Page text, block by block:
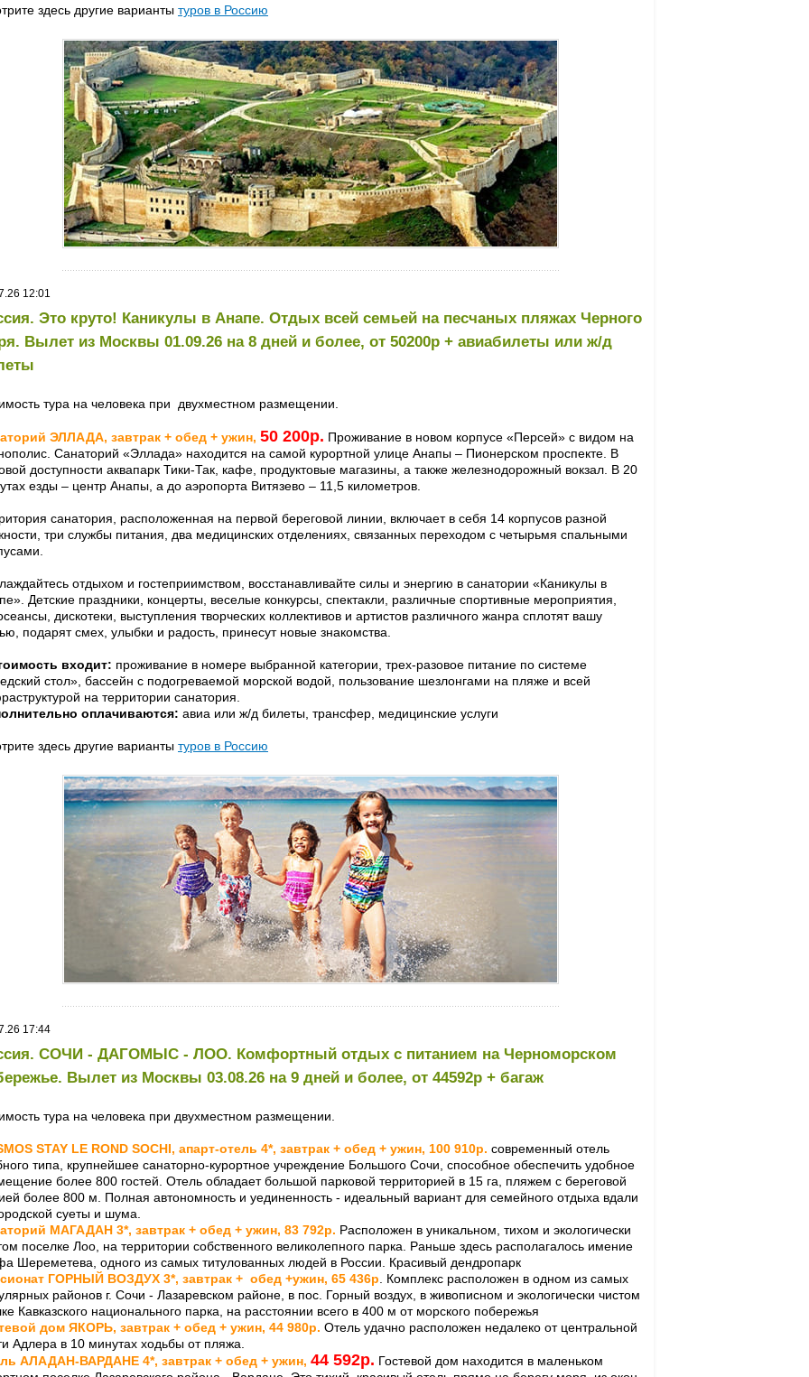
здесь другие варианты туров в Россию
12:01
Это круто! Каникулы в Анапе. Отдых всей семьей на песчаных пляжах Черного
Вылет из Москвы 01.09.26 на 8 дней и более, от 50200р + авиабилеты или ж/д
тура на человека при двухместном размещении.
ЭЛЛАДА, завтрак + обед + ужин, 50 200р. Проживание в новом корпусе «Персей» с видом на
Санаторий «Эллада» находится на самой курортной улице Анапы – Пионерском проспекте. В
доступности аквапарк Тики-Так, кафе, продуктовые магазины, а также железнодорожный вокзал. В 20
езды – центр Анапы, а до аэропорта Витязево – 11,5 километров.
санатория, расположенная на первой береговой линии, включает в себя 14 корпусов разной
три службы питания, два медицинских отделениях, связанных переходом с четырьмя спальными
отдыхом и гостеприимством, восстанавливайте силы и энергию в санатории «Каникулы в
Детские праздники, концерты, веселые конкурсы, спектакли, различные спортивные мероприятия,
дискотеки, выступления творческих коллективов и артистов различного жанра сплотят вашу
подарят смех, улыбки и радость, принесут новые знакомства.
входит: проживание в номере выбранной категории, трех-разовое питание по системе
стол», бассейн с подогреваемой морской водой, пользование шезлонгами на пляже и всей
на территории санатория.
оплачиваются: авиа или ж/д билеты, трансфер, медицинские услуги
здесь другие варианты туров в Россию
17:44
СОЧИ - ДАГОМЫС - ЛОО. Комфортный отдых с питанием на Черноморском
Вылет из Москвы 03.08.26 на 9 дней и более, от 44592р + багаж
тура на человека при двухместном размещении.
STAY LE ROND SOCHI, апарт-отель 4*, завтрак + обед + ужин, 100 910р. современный отель
типа, крупнейшее санаторно-курортное учреждение Большого Сочи, способное обеспечить удобное
более 800 гостей. Отель обладает большой парковой территорией в 15 га, пляжем с береговой
более 800 м. Полная автономность и уединенность - идеальный вариант для семейного отдыха вдали
суеты и шума.
МАГАДАН 3*, завтрак + обед + ужин, 83 792р. Расположен в уникальном, тихом и экологически
поселке Лоо, на территории собственного великолепного парка. Раньше здесь располагалось имение
Шереметева, одного из самых титулованных людей в России. Красивый дендропарк
ГОРНЫЙ ВОЗДУХ 3*, завтрак + обед +ужин, 65 436р . Комплекс расположен в одном из самых
районов г. Сочи - Лазаревском районе, в пос. Горный воздух, в живописном и экологически чистом
Кавказского национального парка, на расстоянии всего в 400 м от морского побережья
дом ЯКОРЬ, завтрак + обед + ужин, 44 980р. Отель удачно расположен недалеко от центральной
Адлера в 10 минутах ходьбы от пляжа.
АЛАДАН-ВАРДАНЕ 4*, завтрак + обед + ужин, 44 592р. Гостевой дом находится в маленьком